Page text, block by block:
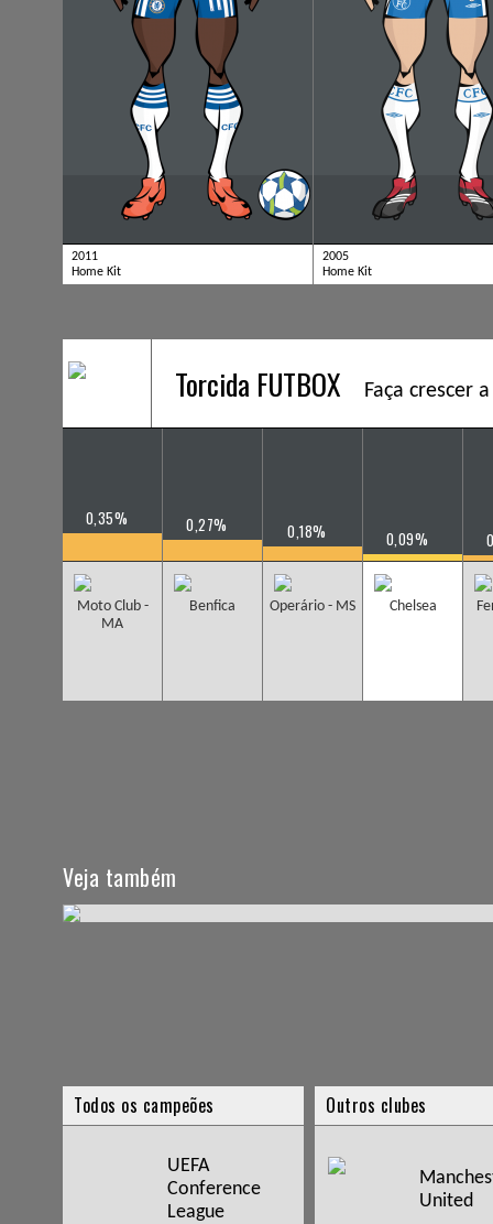
2011
Home Kit
2005
Home Kit
Torcida FUTBOX Faça crescer
0,35%
Moto Club -
MA
0,27%
Benfica
0,18%
Operário - MS
0,09%
Chelsea
Veja também
Todos os campeões
UEFA
Conference
League
Outros clubes
United